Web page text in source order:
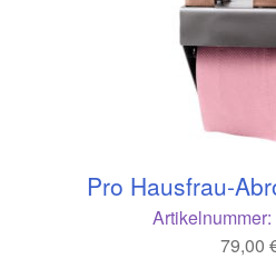
Pro Hausfrau-
Artikelnummer:
79,00